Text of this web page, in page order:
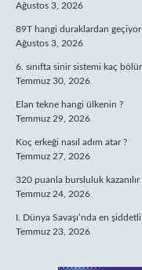
Ağustos 3, 2026
89T hangi duraklardan geçiyor
Ağustos 3, 2026
6. sınıfta sinir sistemi kaç
Temmuz 30, 2026
Elan tekne hangi ülkenin ?
Temmuz 29, 2026
Koç erkeği nasıl adım atar ?
Temmuz 27, 2026
320 puanla bursluluk kazanılır
Temmuz 24, 2026
I. Dünya Savaşı’nda en
Temmuz 23, 2026